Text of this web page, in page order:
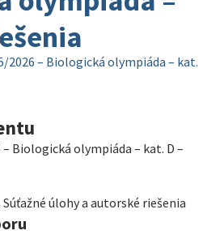
2026 – Biologická olympiáda – kat.
Biologická olympiáda – kat. D –
Súťažné úlohy a autorské riešenia